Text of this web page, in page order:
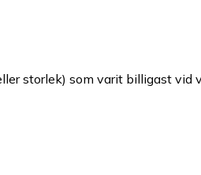
storlek) som varit billigast